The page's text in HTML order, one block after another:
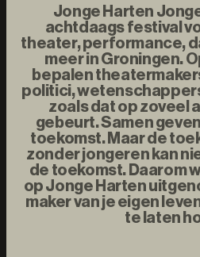
Jonge Harten
achtdaags festival
theater, performance,
meer in Groningen.
bepalen
politici,
zoals dat op zoveel
gebeurt. Samen
toekomst. Maar de
zonder jongeren kan
de toekomst. Daarom
op Jonge Harten
maker van je eigen
te laten